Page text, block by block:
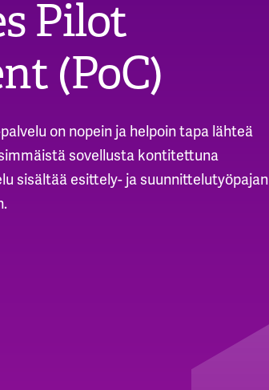
Pilot
(PoC)
on nopein ja helpoin tapa lähteä
sovellusta kontitettuna
sisältää esittely- ja suunnittelutyöpajan